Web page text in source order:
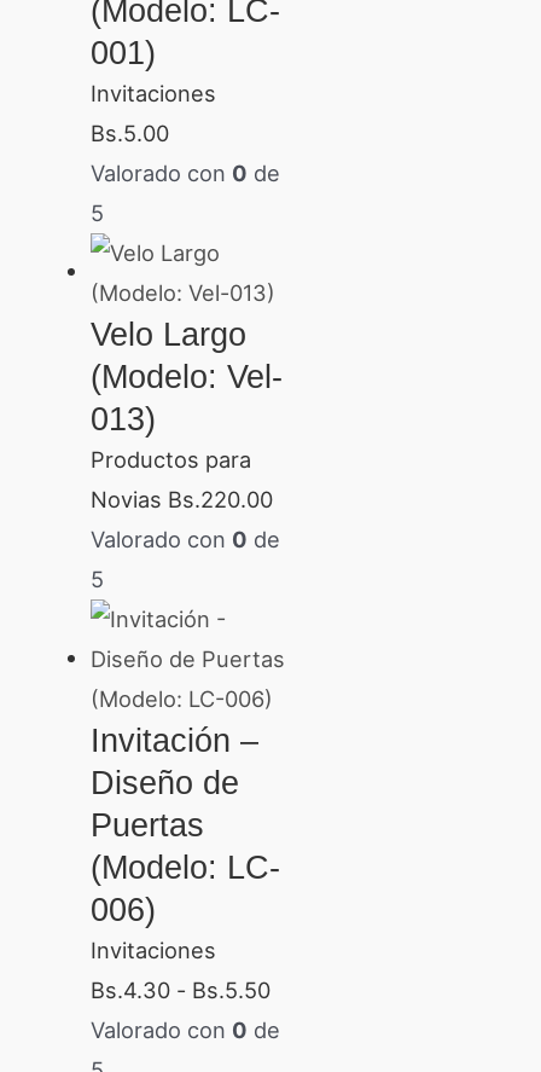
(Modelo: LC-
001)
Invitaciones
Bs.5.00
Valorado con 0 de
5
Velo Largo
(Modelo: Vel-
013)
Productos para
Novias Bs.220.00
Valorado con 0 de
5
Invitación –
Diseño de
Puertas
(Modelo: LC-
006)
Invitaciones
Bs.4.30 - Bs.5.50
Valorado con 0 de